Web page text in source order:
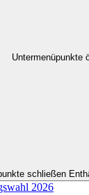
Untermenüpunkte
schließen
2026